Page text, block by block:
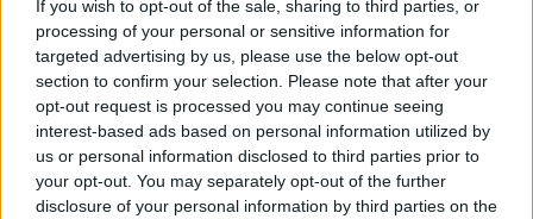
If you wish to opt-out of the sale, sharing to third parties, or
processing of your personal or sensitive information for
targeted advertising by us, please use the below opt-out
section to confirm your selection. Please note that after your
opt-out request is processed you may continue seeing
interest-based ads based on personal information utilized by
us or personal information disclosed to third parties prior to
your opt-out. You may separately opt-out of the further
disclosure of your personal information by third parties on the